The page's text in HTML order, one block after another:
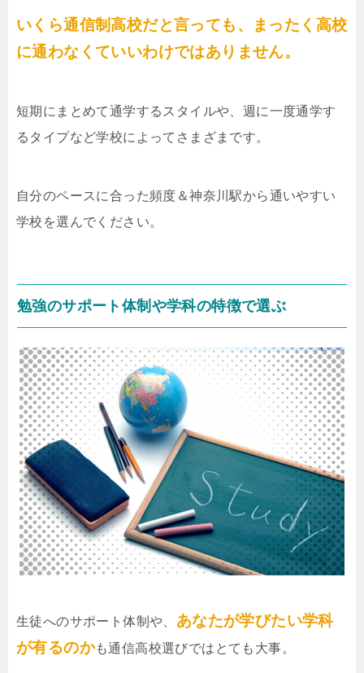
いくら通信制高校だと言っても、まったく高校
に通わなくていいわけではありません。
短期にまとめて通学するスタイルや、週に一度通学す
るタイプなど学校によってさまざまです。
自分のペースに合った頻度＆神奈川駅から通いやすい
学校を選んでください。
勉強のサポート体制や学科の特徴で選ぶ
生徒へのサポート体制や、 あなたが学びたい学科
が有るのかも通信高校選びではとても大事。